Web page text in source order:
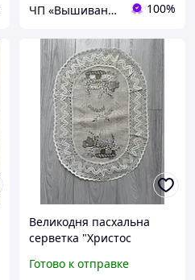
ЧП «Вышиванка» 100%
Великодня пасхальна
серветка "Христос
вишита
Готово к отправке